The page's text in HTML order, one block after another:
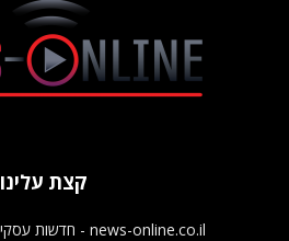
קצת עלינו
news-online.co.il - חדשות עסקים קטנים באינטרנט.